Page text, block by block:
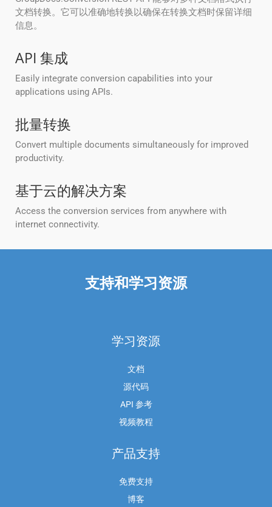
文档转换。它可以准确地转换以确保在转换文档时保留详细
信息。
API 集成
Easily integrate conversion capabilities into your
applications using APIs.
批量转换
Convert multiple documents simultaneously for improved
productivity.
基于云的解决方案
Access the conversion services from anywhere with
internet connectivity.
支持和学习资源
学习资源
文档
源代码
API 参考
视频教程
产品支持
免费支持
博客